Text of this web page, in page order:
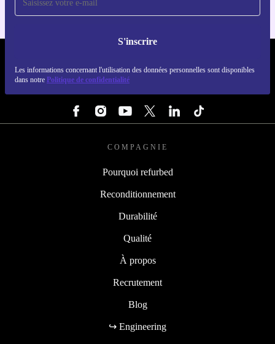
S'inscrire
Les informations concernant l'utilisation des données personnelles sont disponibles
dans notre Politique de confidentialité
COMPAGNIE
Pourquoi refurbed
Reconditionnement
Durabilité
Qualité
À propos
Recrutement
Blog
↪ Engineering